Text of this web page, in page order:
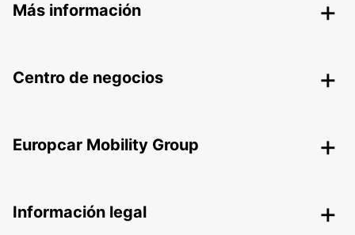
Más información
Centro de negocios
Europcar Mobility Group
Información legal